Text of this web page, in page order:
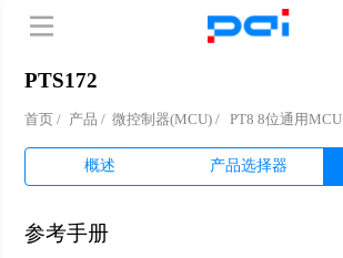
PTS172
首页 / 产品 / 微控制器(MCU) / PT8 8位通用MCU
概述 产品选择器
参考手册